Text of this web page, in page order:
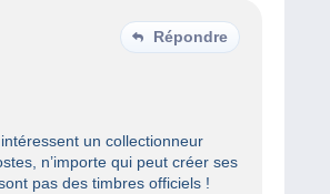
Répondre
un collectionneur
n’importe qui peut créer ses
pas des timbres officiels !